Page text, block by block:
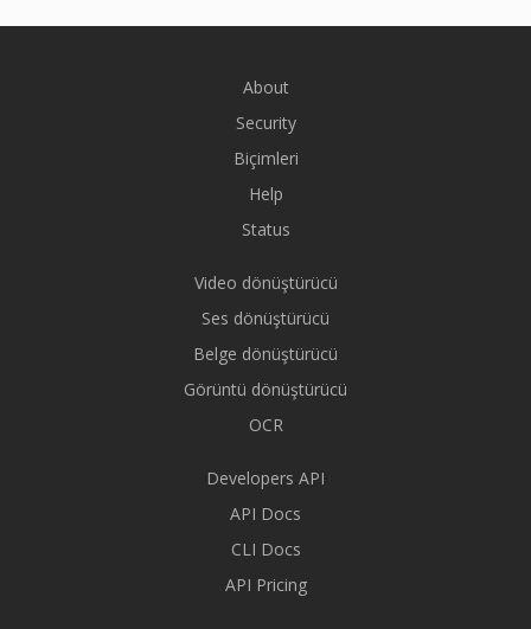
About
Security
Biçimleri
Help
Status
Video dönüştürücü
Ses dönüştürücü
Belge dönüştürücü
Görüntü dönüştürücü
OCR
Developers API
API Docs
CLI Docs
API Pricing